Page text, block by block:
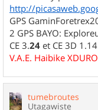
http://
GPS
2 GPS BAYO:
CE 3.24 et CE 3D 1.14
V.A.E. Haibike
tumebroutes
Utagawiste